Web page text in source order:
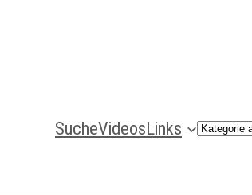
SucheVideosLinks Kategorien